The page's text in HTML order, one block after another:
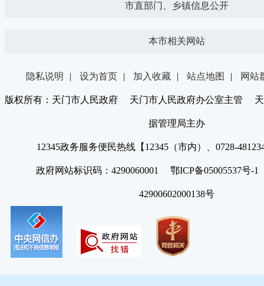
市直部门、乡镇信息公开
本市相关网站
隐私说明 | 设为首页 | 加入收藏 | 站点地图 | 网站
版权所有：天门市人民政府 天门市人民政府办公室主管 天
据管理局主办
12345政务服务便民热线【12345（市内）、0728-
政府网站标识码：4290060001 鄂ICP备05005537号
42900602000138号